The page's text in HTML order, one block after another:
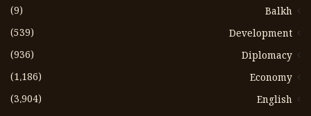
Balkh
(9)
Development
(539)
Diplomacy
(936)
Economy
(1،186)
English
(3،904)